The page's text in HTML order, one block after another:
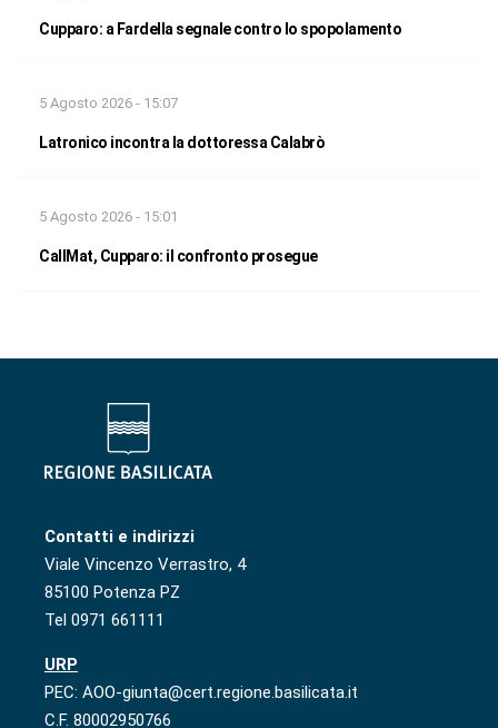
Cupparo: a Fardella segnale contro lo spopolamento
5 Agosto 2026 - 15:07
Latronico incontra la dottoressa Calabrò
5 Agosto 2026 - 15:01
CallMat, Cupparo: il confronto prosegue
Contatti e indirizzi
Viale Vincenzo Verrastro, 4
85100 Potenza PZ
Tel 0971 661111
URP
PEC: AOO-giunta@cert.regione.basilicata.it
C.F. 80002950766